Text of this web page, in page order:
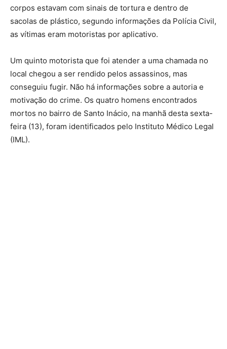
corpos estavam com sinais de tortura e dentro de
sacolas de plástico, segundo informações da Polícia Civil,
as vítimas eram motoristas por aplicativo.
Um quinto motorista que foi atender a uma chamada no
local chegou a ser rendido pelos assassinos, mas
conseguiu fugir. Não há informações sobre a autoria e
motivação do crime. Os quatro homens encontrados
mortos no bairro de Santo Inácio, na manhã desta sexta-
feira (13), foram identificados pelo Instituto Médico Legal
(IML).